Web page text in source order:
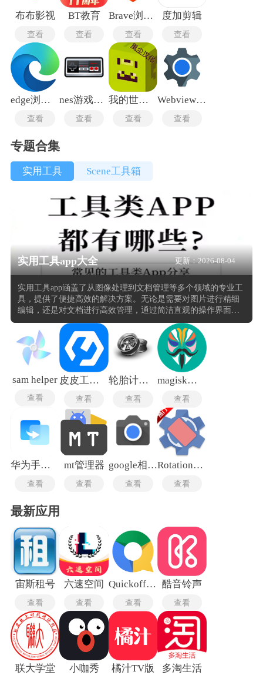
布布影视
查看
BT教育
查看
Brave浏览器
查看
度加剪辑
查看
edge浏览器手机版
查看
nes游戏中心
查看
我的世界皮肤编辑器手机版
查看
Webview最新版
查看
专题合集
实用工具 Scene工具箱
实用工具app大全 更新：2026-08-04
实用工具app涵盖了从图像处理到文档管理等多个领域的专业工
具，提供了便捷高效的解决方案。无论是需要对图片进行精细
编辑，还是对文档进行高效管理，通过简洁直观的操作界面，
能够快速上手并高效完成任务，极大地提升了工作和生活的便
利性。引入前沿技术，如人工智能和大数据分析，为用户提供
更加智能化的服务。例如，其内置的AI修图功能可以智能抠
图、去水印，还能将老照片修复上色，甚至将静态照片转化为
动态视频，为用户带来了全新的视觉体验。
sam helper
查看
皮皮工具箱
查看
轮胎计算器
查看
magisk面具25.2
查看
华为手机克隆
查看
mt管理器
查看
google相机通用版
查看
Rotation中文版
查看
最新应用
宙斯租号
查看
六速空间
查看
Quickoffice Pro最新版
查看
酷音铃声
查看
联大学堂 小咖秀 橘汁TV版 多淘生活